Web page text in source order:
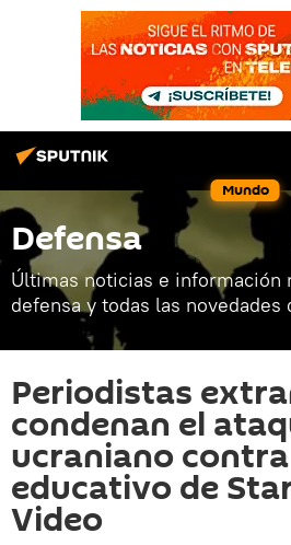
Mundo
Defensa
Últimas noticias e información
defensa y todas las
Periodistas
condenan el
ucraniano
educativo de
Video